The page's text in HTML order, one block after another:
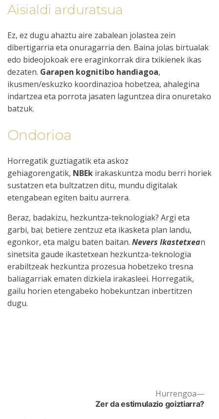
Aisialdi arduratsua
Ez, ez dugu ahaztu aire zabalean jolastea zein
dibertigarria eta onuragarria den. Baina jolas birtualak
edo bideojokoak ere eraginkorrak dira txikienek ikas
dezaten. Garapen kognitibo handiagoa,
ikusmen/eskuzko koordinazioa hobetzea, ahalegina
indartzea eta porrota jasaten laguntzea dira onuretako
batzuk.
Ondorioa
Horregatik guztiagatik eta askoz
gehiagorengatik, NBEk irakaskuntza modu berri horiek
sustatzen eta bultzatzen ditu, mundu digitalak
etengabean egiten baitu aurrera.
Beraz, badakizu, hezkuntza-teknologiak? Argi eta
garbi, bai; betiere zentzuz eta ikasketa plan landu,
egonkor, eta malgu baten baitan. Nevers Ikastetxean
sinetsita gaude ikastetxean hezkuntza-teknologia
erabiltzeak hezkuntza prozesua hobetzeko tresna
baliagarriak ematen dizkiela irakasleei. Horregatik,
gailu horien etengabeko hobekuntzan inbertitzen
dugu.
Hurrengoa
Zer da estimulazio goiztiarra?